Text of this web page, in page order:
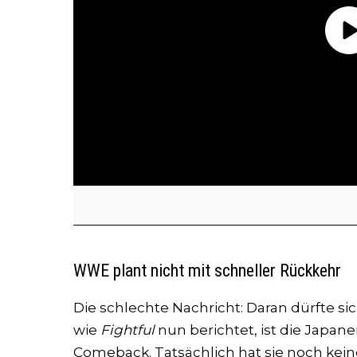
WWE plant nicht mit schneller Rückkehr
Die schlechte Nachricht: Daran dürfte
wie Fightfulnun berichtet, ist die
Comeback. Tatsächlich hat sie noch